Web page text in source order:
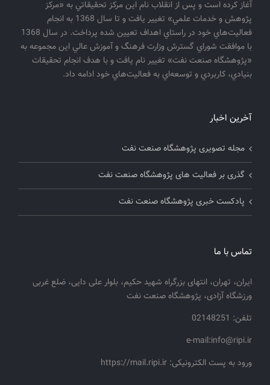
آغاز كرده است و پس از انقلاب نام اين مركز تحقيقاتي به «مركز
پژوهش و خدمات علمي» تغيير يافت و تا سال 1368 به انجام
فعاليت‌هاي خود در راستاي اهداف تعيين شده پرداخت. در سال 1368
با موافقت شوراي گسترش وزارت فرهنگ و آموزش عالي اين مجموعه به
«پژوهشگاه صنعت نفت» تغيير نام يافت و با هدف انجام تحقيقات
بنيادي، كاربردي و توسعه‌اي به فعاليت‌هاي خود ادامه داد.
آخرین اخبار
مجله تصویری پژوهشگاه صنعت نفت
گذری بر فعالیت های پژوهشگاه صنعت نفت
پادکست خبری پژوهشگاه صنعت نفت
تماس با ما
ایران، تهران، انتهای بزرگراه شهید حکیم، بلوار علی دایی، ضلع غربی
ورزشگاه آزادی، پژوهشگاه صنعت نفت
تلفن: 02148251
e-mail:info@ripi.ir
ورود به پست الکترونیکی: https://mail.ripi.ir